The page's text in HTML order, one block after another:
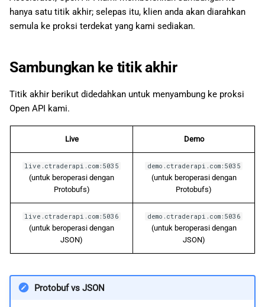
한국어
hanya satu titik akhir; selepas itu, klien anda akan diarahkan
semula ke proksi terdekat yang kami sediakan.
Sambungkan ke titik akhir
Titik akhir berikut didedahkan untuk menyambung ke proksi
Open API kami.
Live Demo
live.ctraderapi.com:5035
(untuk beroperasi dengan
Protobufs)
demo.ctraderapi.com:5035
(untuk beroperasi dengan
Protobufs)
live.ctraderapi.com:5036
(untuk beroperasi dengan
JSON)
demo.ctraderapi.com:5036
(untuk beroperasi dengan
JSON)
Protobuf vs JSON